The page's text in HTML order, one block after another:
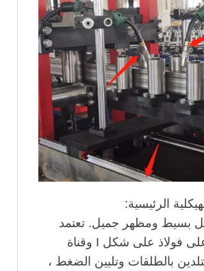
بسيط ومظهر جميل. تعتمد
الآلة بأكملها على فولاذ على شكل I وقناة
بالطلقات وتليين الضغط ،